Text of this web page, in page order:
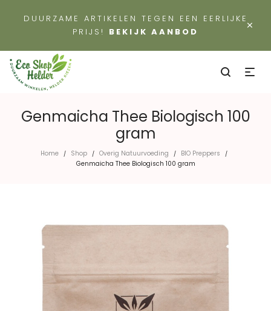
×
DUURZAME ARTIKELEN TEGEN EEN EERLIJKE
PRIJS! BEKIJK AANBOD
Genmaicha Thee Biologisch 100
gram
Home / Shop / Overig Natuurvoeding / BIO Preppers /
Genmaicha Thee Biologisch 100 gram